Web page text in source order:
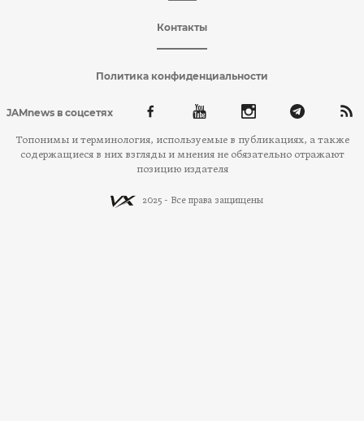
Контакты
Политика конфиденциальности
JAMnews в соцсетях
Топонимы и терминология, используемые в публикациях, а также
содержащиеся в них взгляды и мнения не обязательно отражают
позицию издателя
2025 - Все права защищены